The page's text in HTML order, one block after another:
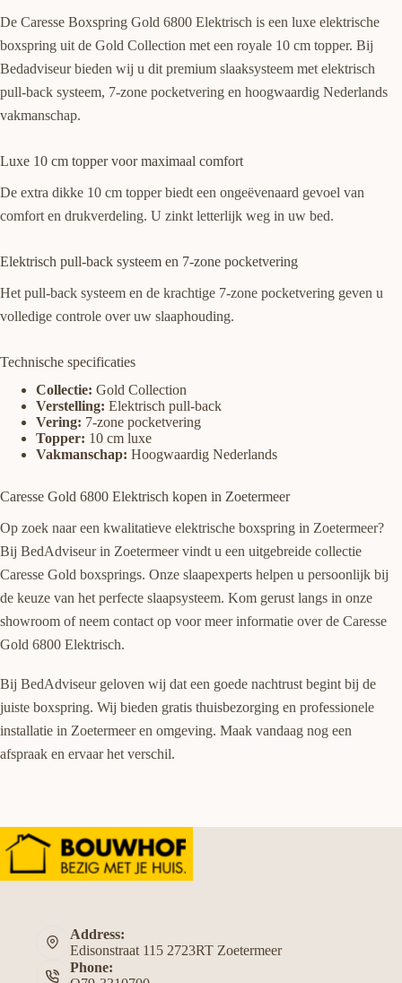
De Caresse Boxspring Gold 6800 Elektrisch is een luxe elektrische
boxspring uit de Gold Collection met een royale 10 cm topper. Bij
Bedadviseur bieden wij u dit premium slaaksysteem met elektrisch
pull-back systeem, 7-zone pocketvering en hoogwaardig Nederlands
vakmanschap.
Luxe 10 cm topper voor maximaal comfort
De extra dikke 10 cm topper biedt een ongeëvenaard gevoel van
comfort en drukverdeling. U zinkt letterlijk weg in uw bed.
Elektrisch pull-back systeem en 7-zone pocketvering
Het pull-back systeem en de krachtige 7-zone pocketvering geven u
volledige controle over uw slaaphouding.
Technische specificaties
Collectie: Gold Collection
Verstelling: Elektrisch pull-back
Vering: 7-zone pocketvering
Topper: 10 cm luxe
Vakmanschap: Hoogwaardig Nederlands
Caresse Gold 6800 Elektrisch kopen in Zoetermeer
Op zoek naar een kwalitatieve elektrische boxspring in Zoetermeer?
Bij BedAdviseur in Zoetermeer vindt u een uitgebreide collectie
Caresse Gold boxsprings. Onze slaapexperts helpen u persoonlijk bij
de keuze van het perfecte slaapsysteem. Kom gerust langs in onze
showroom of neem contact op voor meer informatie over de Caresse
Gold 6800 Elektrisch.
Bij BedAdviseur geloven wij dat een goede nachtrust begint bij de
juiste boxspring. Wij bieden gratis thuisbezorging en professionele
installatie in Zoetermeer en omgeving. Maak vandaag nog een
afspraak en ervaar het verschil.
Address:
Edisonstraat 115 2723RT Zoetermeer
Phone: